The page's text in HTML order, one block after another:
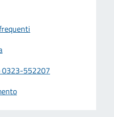
0323-552207